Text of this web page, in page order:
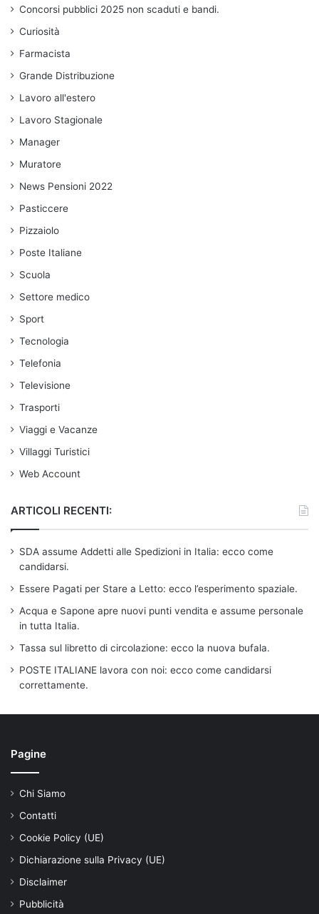
Concorsi pubblici 2025 non scaduti e bandi.
Curiosità
Farmacista
Grande Distribuzione
Lavoro all'estero
Lavoro Stagionale
Manager
Muratore
News Pensioni 2022
Pasticcere
Pizzaiolo
Poste Italiane
Scuola
Settore medico
Sport
Tecnologia
Telefonia
Televisione
Trasporti
Viaggi e Vacanze
Villaggi Turistici
Web Account
ARTICOLI RECENTI:
SDA assume Addetti alle Spedizioni in Italia: ecco come
candidarsi.
Essere Pagati per Stare a Letto: ecco l’esperimento spaziale.
Acqua e Sapone apre nuovi punti vendita e assume personale
in tutta Italia.
Tassa sul libretto di circolazione: ecco la nuova bufala.
POSTE ITALIANE lavora con noi: ecco come candidarsi
correttamente.
Pagine
Chi Siamo
Contatti
Cookie Policy (UE)
Dichiarazione sulla Privacy (UE)
Disclaimer
Pubblicità